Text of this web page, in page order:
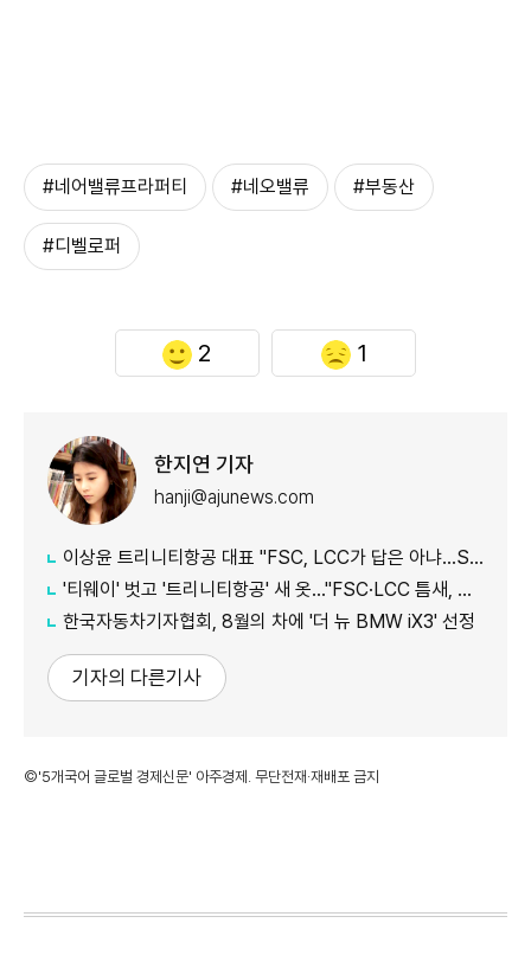
#네어밸류프라퍼티 #네오밸류 #부동산
#디벨로퍼
2 1
한지연 기자
hanji@ajunews.com
이상윤 트리니티항공 대표 "FSC, LCC가 답은 아냐…SSC로 새 수요 창출"
'티웨이' 벗고 '트리니티항공' 새 옷…"FSC·LCC 틈새, SSC 전략으로 공략"
한국자동차기자협회, 8월의 차에 '더 뉴 BMW iX3' 선정
기자의 다른기사
©'5개국어 글로벌 경제신문' 아주경제. 무단전재·재배포 금지